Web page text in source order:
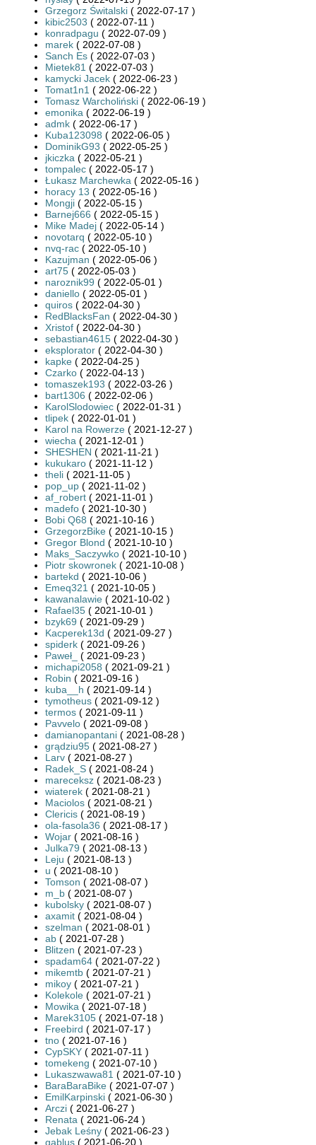
Grzegorz Świtalski ( 2022-07-17 )
kibic2503 ( 2022-07-11 )
konradpagu ( 2022-07-09 )
marek ( 2022-07-08 )
Sanch Es ( 2022-07-03 )
Mietek81 ( 2022-07-03 )
kamycki Jacek ( 2022-06-23 )
Tomat1n1 ( 2022-06-22 )
Tomasz Warcholiński ( 2022-06-19 )
emonika ( 2022-06-19 )
admk ( 2022-06-17 )
Kuba123098 ( 2022-06-05 )
DominikG93 ( 2022-05-25 )
jkiczka ( 2022-05-21 )
tompalec ( 2022-05-17 )
Łukasz Marchewka ( 2022-05-16 )
horacy 13 ( 2022-05-16 )
Mongji ( 2022-05-15 )
Barnej666 ( 2022-05-15 )
Mike Madej ( 2022-05-14 )
novotarq ( 2022-05-10 )
nvq-rac ( 2022-05-10 )
Kazujman ( 2022-05-06 )
art75 ( 2022-05-03 )
naroznik99 ( 2022-05-01 )
daniello ( 2022-05-01 )
quiros ( 2022-04-30 )
RedBlacksFan ( 2022-04-30 )
Xristof ( 2022-04-30 )
sebastian4615 ( 2022-04-30 )
eksplorator ( 2022-04-30 )
kapke ( 2022-04-25 )
Czarko ( 2022-04-13 )
tomaszek193 ( 2022-03-26 )
bart1306 ( 2022-02-06 )
KarolSlodowiec ( 2022-01-31 )
tlipek ( 2022-01-01 )
Karol na Rowerze ( 2021-12-27 )
wiecha ( 2021-12-01 )
SHESHEN ( 2021-11-21 )
kukukaro ( 2021-11-12 )
theli ( 2021-11-05 )
pop_up ( 2021-11-02 )
af_robert ( 2021-11-01 )
madefo ( 2021-10-30 )
Bobi Q68 ( 2021-10-16 )
GrzegorzBike ( 2021-10-15 )
Gregor Blond ( 2021-10-10 )
Maks_Saczywko ( 2021-10-10 )
Piotr skowronek ( 2021-10-08 )
bartekd ( 2021-10-06 )
Emeq321 ( 2021-10-05 )
kawanalawie ( 2021-10-02 )
Rafael35 ( 2021-10-01 )
bzyk69 ( 2021-09-29 )
Kacperek13d ( 2021-09-27 )
spiderk ( 2021-09-26 )
Paweł_
( 2021-09-23 )
michapi2058 ( 2021-09-21 )
Robin ( 2021-09-16 )
kuba__h ( 2021-09-14 )
tymotheus ( 2021-09-12 )
termos ( 2021-09-11 )
Pavvelo ( 2021-09-08 )
damianopantani ( 2021-08-28 )
grądziu95 ( 2021-08-27 )
Larv ( 2021-08-27 )
Radek_S ( 2021-08-24 )
mareceksz ( 2021-08-23 )
wiaterek ( 2021-08-21 )
Maciolos ( 2021-08-21 )
Clericis ( 2021-08-19 )
ola-fasola36 ( 2021-08-17 )
Wojar ( 2021-08-16 )
Julka79 ( 2021-08-13 )
Leju ( 2021-08-13 )
u ( 2021-08-10 )
Tomson ( 2021-08-07 )
m_b ( 2021-08-07 )
kubolsky ( 2021-08-07 )
axamit ( 2021-08-04 )
szelman ( 2021-08-01 )
ab ( 2021-07-28 )
Blitzen ( 2021-07-23 )
spadam64 ( 2021-07-22 )
mikemtb ( 2021-07-21 )
mikoy ( 2021-07-21 )
Kolekole ( 2021-07-21 )
Mowika ( 2021-07-18 )
Marek3105 ( 2021-07-18 )
Freebird ( 2021-07-17 )
tno ( 2021-07-16 )
CypSKY ( 2021-07-11 )
tomekeng ( 2021-07-10 )
Lukaszwawa81 ( 2021-07-10 )
BaraBaraBike ( 2021-07-07 )
EmilKarpinski ( 2021-06-30 )
Arczi ( 2021-06-27 )
Renata ( 2021-06-24 )
Jebak Leśny ( 2021-06-23 )
gablus ( 2021-06-20 )